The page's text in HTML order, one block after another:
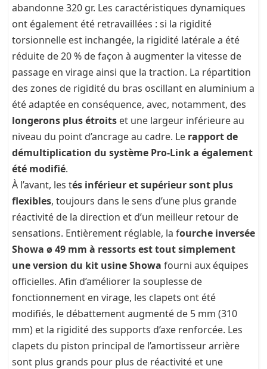
abandonne 320 gr. Les caractéristiques dynamiques
ont également été retravaillées : si la rigidité
torsionnelle est inchangée, la rigidité latérale a été
réduite de 20 % de façon à augmenter la vitesse de
passage en virage ainsi que la traction. La répartition
des zones de rigidité du bras oscillant en aluminium a
été adaptée en conséquence, avec, notamment, des
longerons plus étroits et une largeur inférieure au
niveau du point d’ancrage au cadre. Le rapport de
démultiplication du système Pro-Link a également
été modifié.
À l’avant, les tés inférieur et supérieur sont plus
flexibles, toujours dans le sens d’une plus grande
réactivité de la direction et d’un meilleur retour de
sensations. Entièrement réglable, la fourche inversée
Showa ø 49 mm à ressorts est tout simplement
une version du kit usine Showa fourni aux équipes
officielles. Afin d’améliorer la souplesse de
fonctionnement en virage, les clapets ont été
modifiés, le débattement augmenté de 5 mm (310
mm) et la rigidité des supports d’axe renforcée. Les
clapets du piston principal de l’amortisseur arrière
sont plus grands pour plus de réactivité et une